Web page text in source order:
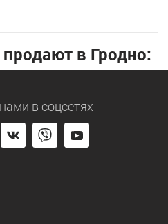
в Гродно:
в соцсетях